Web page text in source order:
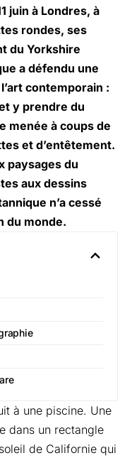
juin à Londres, à
rondes, ses
du Yorkshire
a défendu une
contemporain :
y prendre du
menée à coups de
et d’entêtement.
paysages du
aux dessins
n’a cessé
du monde.
à une piscine. Une
dans un rectangle
de Californie qui